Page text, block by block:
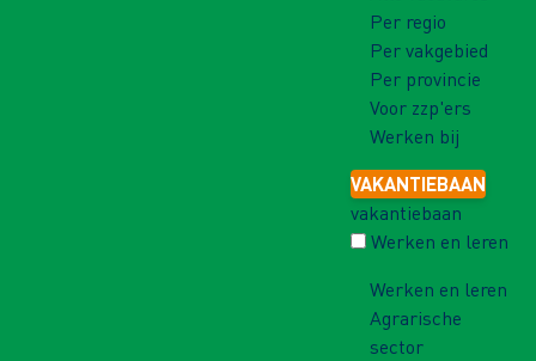
Per regio
Per vakgebied
Per provincie
Voor zzp'ers
Werken bij
VAKANTIEBAAN
vakantiebaan
Werken en leren
Werken en leren
Agrarische
sector